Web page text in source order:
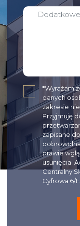
✓
*Wyrażam
danych
zakresie
Przyjmuję
zapisane
prawie
usunięcia.
Centralny
Cyfrowa 6/